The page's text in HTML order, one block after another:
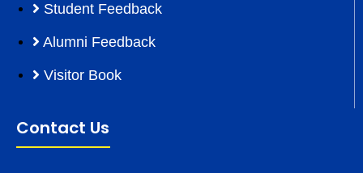
Student Feedback
Alumni Feedback
Visitor Book
Contact Us